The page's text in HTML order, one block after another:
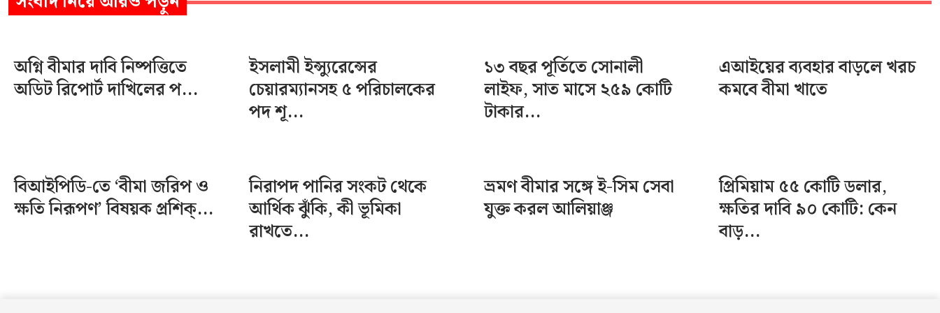
অগ্নি বীমার দাবি নিষ্পত্তিতে
অডিট রিপোর্ট দাখিলের প...
ইসলামী ইন্স্যুরেন্সের
চেয়ারম্যানসহ ৫ পরিচালকের
পদ শূ...
১৩ বছর পূর্তিতে সোনালী
লাইফ, সাত মাসে ২৫৯ কোটি
টাকার...
এআইয়ের ব্যবহার বাড়লে খরচ
কমবে বীমা খাতে
বিআইপিডি-তে ‘বীমা জরিপ ও
ক্ষতি নিরূপণ’ বিষয়ক প্রশিক্...
নিরাপদ পানির সংকট থেকে
আর্থিক ঝুঁকি, কী ভূমিকা
রাখতে...
ভ্রমণ বীমার সঙ্গে ই-সিম সেবা
যুক্ত করল আলিয়াঞ্জ
প্রিমিয়াম ৫৫ কোটি ডলার,
ক্ষতির দাবি ৯০ কোটি: কেন
বাড়...